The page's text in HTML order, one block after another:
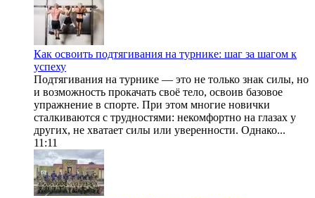
Как освоить подтягивания на турнике: шаг за шагом к
успеху
Подтягивания на турнике — это не только знак силы, но
и возможность прокачать своё тело, освоив базовое
упражнение в спорте. При этом многие новички
сталкиваются с трудностями: некомфортно на глазах у
других, не хватает силы или уверенности. Однако...
11:11